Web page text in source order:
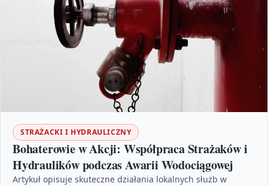
STRAŻACKI I HYDRAULICZNY
Bohaterowie w Akcji: Współpraca Strażaków i
Hydraulików podczas Awarii Wodociągowej
Artykuł opisuje skuteczne działania lokalnych służb w